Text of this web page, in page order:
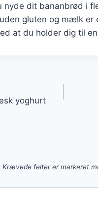
nyde dit bananbrød i
gluten og mælk er
at du holder dig til
yoghurt
Krævede felter er markeret